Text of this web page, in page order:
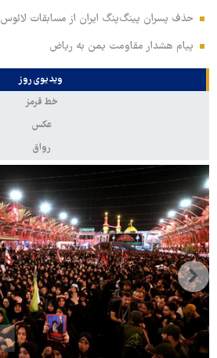
حذف پسران پینگ‌پنگ ایران از مسابقات لائوس
پیام هشدار مقاومت یمن به ریاض
ویدیوی روز
خط قرمز
عکس
رواق